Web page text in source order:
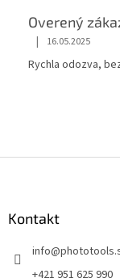
Overený
| 16.05.2025
Rychla odozva,
Kontakt
info@
+421 951 625 990